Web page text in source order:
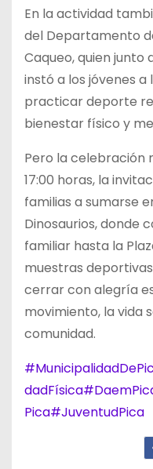
En la actividad
del Departamento
Caqueo, quien junto
instó a los jóvenes a
practicar deporte
bienestar físico y
Pero la celebración
17:00 horas, la
familias a sumarse
Dinosaurios, donde
familiar hasta la
muestras
cerrar con alegría
movimiento, la vida
comunidad.
dadFísica
Pica#JuventudPica